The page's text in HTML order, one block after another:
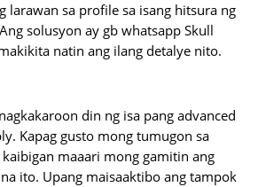
larawan sa profile sa isang hitsura ng
solusyon ay gb whatsapp Skull
natin ang ilang detalye nito.
din ng isa pang advanced
Kapag gusto mong tumugon sa
maaari mong gamitin ang
ito. Upang maisaaktibo ang tampok